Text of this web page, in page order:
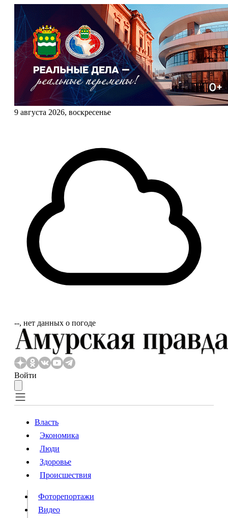
9 августа 2026, воскресенье
‐‐, нет данных о погоде
Войти
Власть
Происшествия
Видео
Конкурсы
Власть
Экономика
Люди
Здоровье
Происшествия
Фоторепортажи
Видео